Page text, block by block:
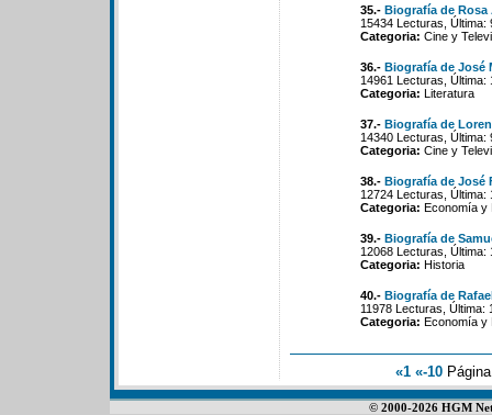
35.- Biografía de Rosa
15434 Lecturas,
Categoria: Cine y
36.- Biografía de José
14961 Lecturas,
Categoria: Literatura
37.- Biografía de
14340 Lecturas,
Categoria: Cine y
38.- Biografía de José
12724 Lecturas,
Categoria: Economía y
39.- Biografía de
12068 Lecturas,
Categoria: Historia
40.- Biografía de
11978 Lecturas,
Categoria: Economía y
«1 «-10
© 2000-2026 HGM